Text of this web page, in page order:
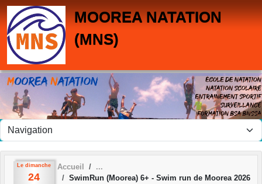
MOOREA NATATION
(MNS)
Le dimanche
24
Accueil
SwimRun (Moorea) 6+ - Swim run de Moorea 2026
Panneau de gestion des cookies